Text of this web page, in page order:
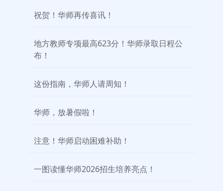
祝贺！华师再传喜讯！
地方教师专项最高623分！华师录取日程公
布！
这份指南，华师人请周知！
华师，放暑假啦！
注意！华师启动困难补助！
一图读懂华师2026招生培养亮点！